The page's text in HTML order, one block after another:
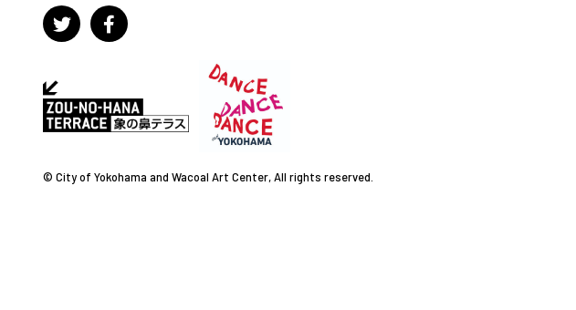
© City of Yokohama and Wacoal Art Center, All rights reserved.